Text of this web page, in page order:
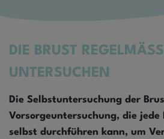
DIE BRUST
UNTERSUCHEN
Die Selbstuntersuchung der
Vorsorgeuntersuchung, die jede
selbst durchführen kann, um